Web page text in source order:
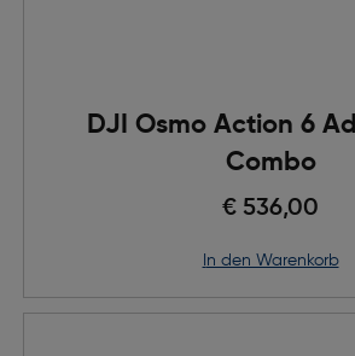
DJI Osmo Action 6
Combo
€ 536,00
in den Warenkorb